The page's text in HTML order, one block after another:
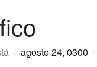
/ agosto 24, 0300 /